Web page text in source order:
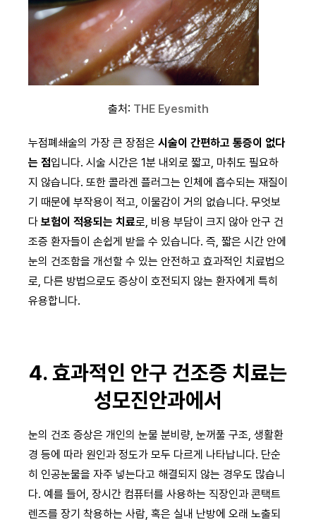
출처: THE Eyesmith
누점폐쇄술의 가장 큰 장점은 시술이 간편하고 통증이 없다
는 점입니다. 시술 시간은 1분 내외로 짧고, 마취도 필요하
지 않습니다. 또한 콜라겐 플러그는 인체에 흡수되는 재질이
기 때문에 부작용이 적고, 이물감이 거의 없습니다. 무엇보
다 보험이 적용되는 치료로, 비용 부담이 크지 않아 안구 건
조증 환자들이 손쉽게 받을 수 있습니다. 즉, 짧은 시간 안에
눈의 건조함을 개선할 수 있는 안전하고 효과적인 치료법으
로, 다른 방법으로도 증상이 호전되지 않는 환자에게 특히
유용합니다.
4. 효과적인 안구 건조증 치료는
성모진안과에서
눈의 건조 증상은 개인의 눈물 분비량, 눈꺼풀 구조, 생활환
경 등에 따라 원인과 정도가 모두 다르게 나타납니다. 단순
히 인공눈물을 자주 넣는다고 해결되지 않는 경우도 많습니
다. 예를 들어, 장시간 컴퓨터를 사용하는 직장인과 콘택트
렌즈를 장기 착용하는 사람, 혹은 실내 난방에 오래 노출되